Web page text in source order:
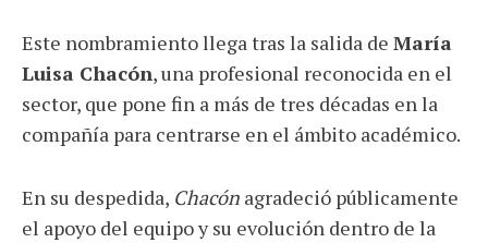
Este nombramiento llega tras la salida de María
Luisa Chacón, una profesional reconocida en el
sector, que pone fin a más de tres décadas en la
compañía para centrarse en el ámbito académico.
En su despedida, Chacón agradeció públicamente
el apoyo del equipo y su evolución dentro de la